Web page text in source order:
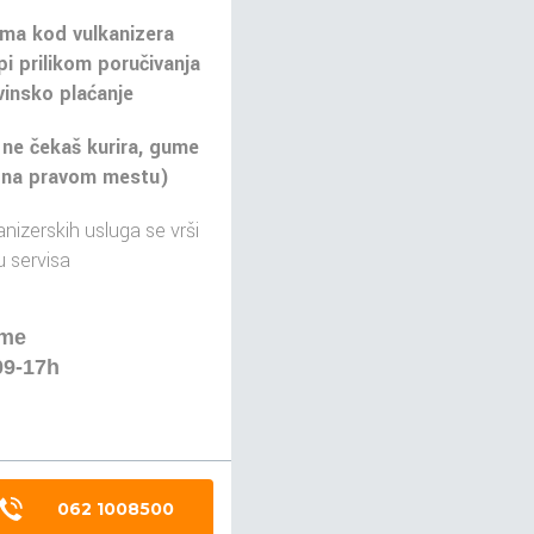
kod vulkanizera
prilikom poručivanja
plaćanje
čekaš kurira, gume
pravom mestu)
usluga se vrši
servisa
17h
062 1008500